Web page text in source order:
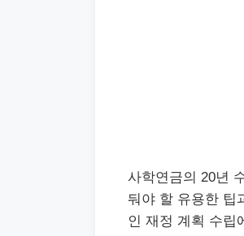
사학연금의 20년
둬야 할 유용한 팁
인 재정 계획 수립